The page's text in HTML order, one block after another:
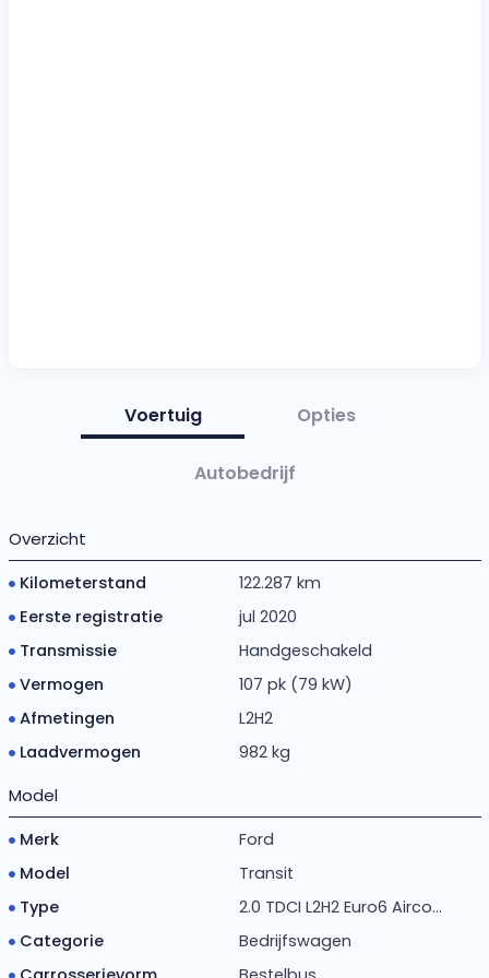
Voertuig Opties
Autobedrijf
Overzicht
Kilometerstand
122.287 km
Eerste registratie
jul 2020
Transmissie
Handgeschakeld
Vermogen
107 pk (79 kW)
Afmetingen
L2H2
Laadvermogen
982 kg
Model
Merk
Ford
Model
Transit
Type
2.0 TDCI L2H2 Euro6 Airco...
Categorie
Bedrijfswagen